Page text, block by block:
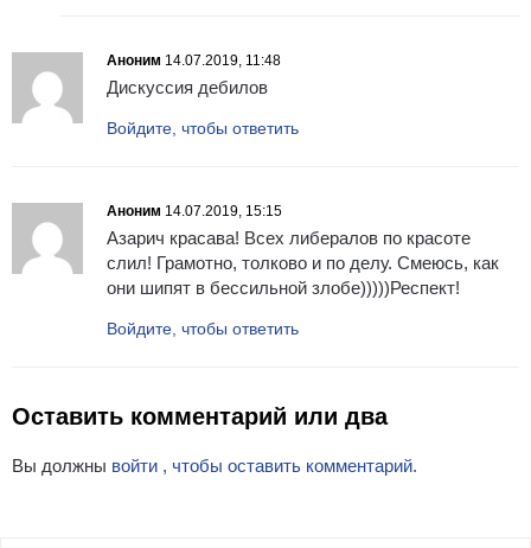
Аноним 14.07.2019, 11:48
Дискуссия дебилов
Войдите, чтобы ответить
Аноним 14.07.2019, 15:15
Азарич красава! Всех либералов по красоте
слил! Грамотно, толково и по делу. Смеюсь, как
они шипят в бессильной злобе)))))Респект!
Войдите, чтобы ответить
Оставить комментарий или два
Вы должны войти , чтобы оставить комментарий.